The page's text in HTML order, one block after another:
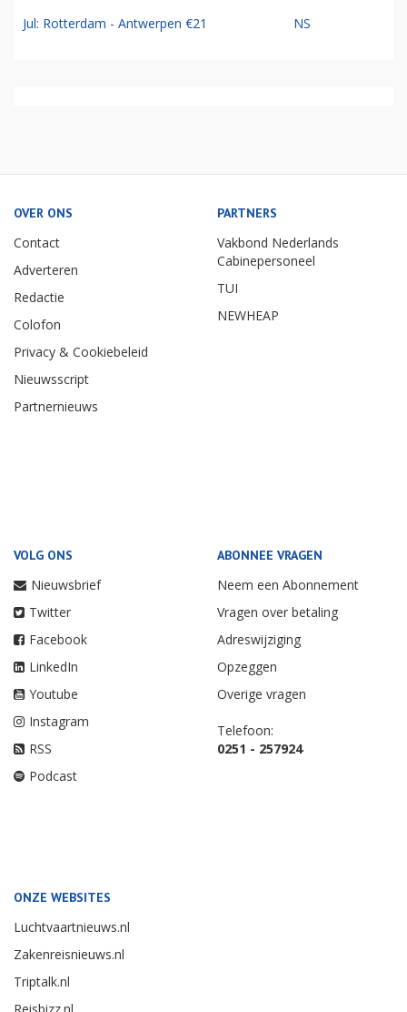
Jul: Rotterdam - Antwerpen €21 NS
OVER ONS
Contact
Adverteren
Redactie
Colofon
Privacy & Cookiebeleid
Nieuwsscript
Partnernieuws
PARTNERS
Vakbond Nederlands
Cabinepersoneel
TUI
NEWHEAP
VOLG ONS
Nieuwsbrief
Twitter
Facebook
LinkedIn
Youtube
Instagram
RSS
Podcast
ABONNEE VRAGEN
Neem een Abonnement
Vragen over betaling
Adreswijziging
Opzeggen
Overige vragen
Telefoon:
0251 - 257924
ONZE WEBSITES
Luchtvaartnieuws.nl
Zakenreisnieuws.nl
Triptalk.nl